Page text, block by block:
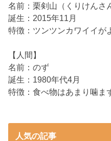
名前：栗剣山（くりけんさ
誕生：2015年11月
特徴：ツンツンカワイイが
【人間】
名前：のず
誕生：1980年代4月
特徴：食べ物はあまり噛ま
人気の記事